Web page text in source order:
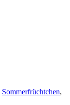
Sommerfrüchtchen,